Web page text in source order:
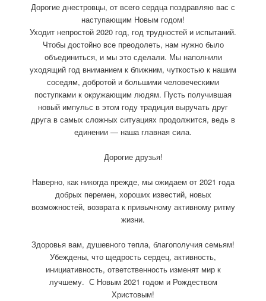
Дорогие днестровцы, от всего сердца поздравляю вас с
наступающим Новым годом!
Уходит непростой 2020 год, год трудностей и испытаний.
Чтобы достойно все преодолеть, нам нужно было
объединиться, и мы это сделали. Мы наполнили
уходящий год вниманием к ближним, чуткостью к нашим
соседям, добротой и большими человеческими
поступками к окружающим людям. Пусть получившая
новый импульс в этом году традиция выручать друг
друга в самых сложных ситуациях продолжится, ведь в
единении — наша главная сила.
Дорогие друзья!
Наверно, как никогда прежде, мы ожидаем от 2021 года
добрых перемен, хороших известий, новых
возможностей, возврата к привычному активному ритму
жизни.
Здоровья вам, душевного тепла, благополучия семьям!
Убеждены, что щедрость сердец, активность,
инициативность, ответственность изменят мир к
лучшему. С Новым 2021 годом и Рождеством
Христовым!